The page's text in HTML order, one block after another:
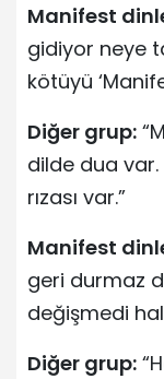
Manifest
gidiyor neye
kötüyü
Diğer grup:
dilde dua var.
rızası var.”
Manifest
geri durmaz
değişmedi
Diğer grup: